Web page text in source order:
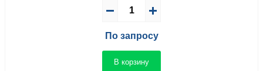
По запросу
В корзину